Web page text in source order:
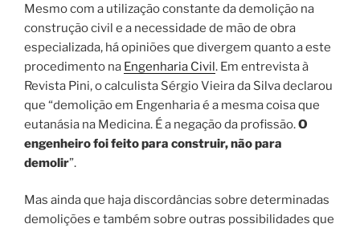
Mesmo com a utilização constante da demolição na
construção civil e a necessidade de mão de obra
especializada, há opiniões que divergem quanto a este
procedimento na Engenharia Civil. Em entrevista à
Revista Pini, o calculista Sérgio Vieira da Silva declarou
que “demolição em Engenharia é a mesma coisa que
eutanásia na Medicina. É a negação da profissão.O
engenheiro foi feito para construir, não para
demolir”.
Mas ainda que haja discordâncias sobre determinadas
demolições e também sobre outras possibilidades que